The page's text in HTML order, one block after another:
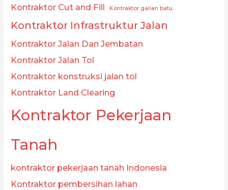
Kontraktor Cut and Fill
Kontraktor galian batu
Kontraktor Infrastruktur Jalan
Kontraktor Jalan Dan Jembatan
Kontraktor Jalan Tol
Kontraktor konstruksi jalan tol
Kontraktor Land Clearing
Kontraktor Pekerjaan
Tanah
kontraktor pekerjaan tanah Indonesia
Kontraktor pembersihan lahan